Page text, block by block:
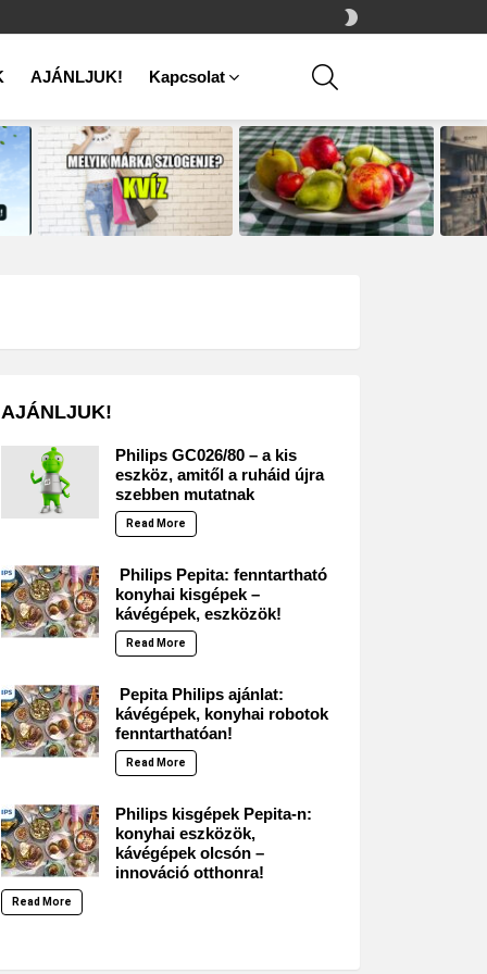
SKIN
AJÁNLJUK! Kapcsolat
AJÁNLJUK!
Philips GC026/80 – a kis
eszköz, amitől a ruháid újra
szebben mutatnak
Read More
Philips Pepita: fenntartható
konyhai kisgépek –
kávégépek, eszközök!
Read More
Pepita Philips ajánlat:
kávégépek, konyhai robotok
fenntarthatóan!
Read More
Philips kisgépek Pepita-n:
konyhai eszközök,
kávégépek olcsón –
innováció otthonra!
Read More